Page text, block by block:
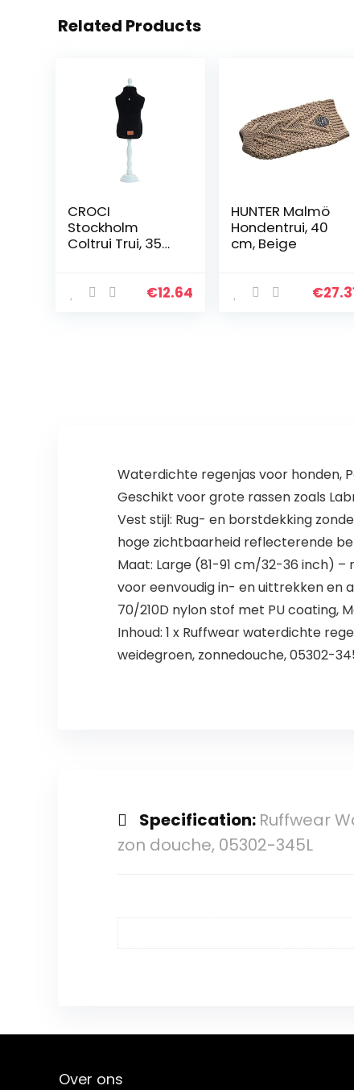
Related Products
CROCI
Stockholm
Coltrui Trui, 35
€12.64
HUNTER Malmö
Hondentrui, 40
cm, Beige
€
Waterdichte regenjas voor honden,
Geschikt voor grote rassen zoals
Vest stijl: Rug- en borstdekking
hoge zichtbaarheid reflecterende
Maat: Large (81-91 cm/32-36 inch)
voor eenvoudig in- en uittrekken en
70/210D nylon stof met PU coating,
Inhoud: 1 x Ruffwear waterdichte
weidegroen, zonnedouche, 05302-
Specification: Ruffwear
zon douche, 05302-345L
Over ons